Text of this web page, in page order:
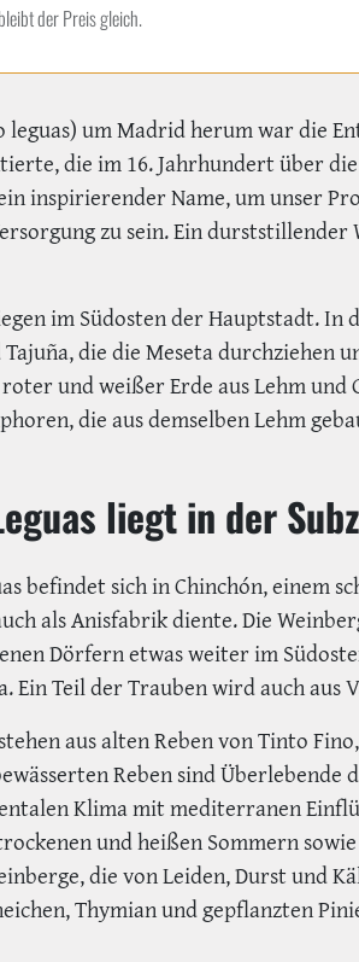
der Preis gleich.
leguas) um Madrid herum war die
die im 16. Jahrhundert über
inspirierender Name, um unser
zu sein. Ein
im Südosten der Hauptstadt. In
Tajuña, die die Meseta durchziehen
und weißer Erde aus Lehm
die aus demselben Lehm
liegt in der
befindet sich in Chinchón, einem
als Anisfabrik diente. Die
Dörfern etwas weiter im
Ein Teil der Trauben wird auch aus
aus alten Reben von Tinto
Reben sind
Klima mit mediterranen
und heißen Sommern
die von Leiden, Durst und
Thymian und gepflanzten